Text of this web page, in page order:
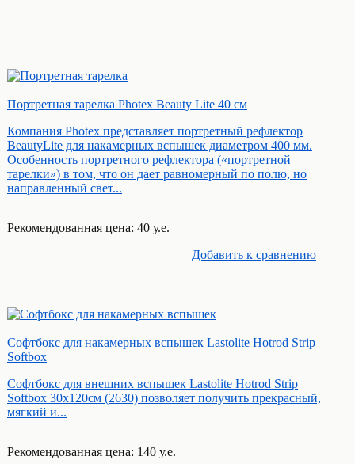
Портретная тарелка Photex Beauty Lite 40 см
Компания Photex представляет портретный рефлектор
BeautyLite для накамерных вспышек диаметром 400 мм.
Особенность портретного рефлектора («портретной
тарелки») в том, что он дает равномерный по полю, но
направленный свет...
Рекомендованная цена: 40 у.е.
Добавить к cравнению
Софтбокс для накамерных вспышек Lastolite Hotrod Strip
Softbox
Софтбокс для внешних вспышек Lastolite Hotrod Strip
Softbox 30x120см (2630) позволяет получить прекрасный,
мягкий и...
Рекомендованная цена: 140 у.е.